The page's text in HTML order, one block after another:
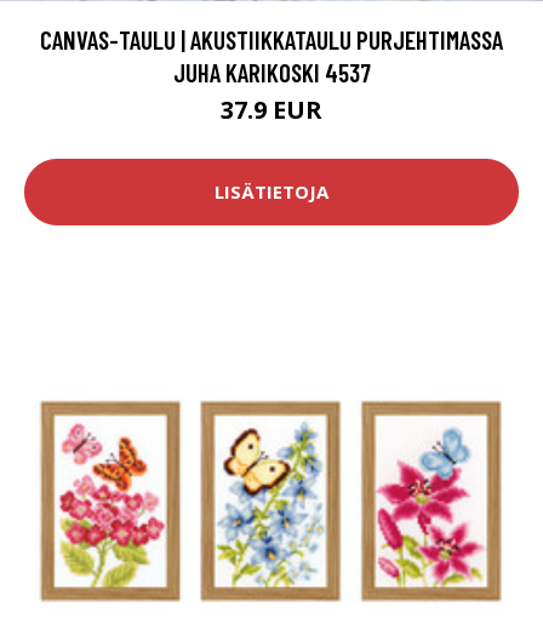
CANVAS-TAULU | AKUSTIIKKATAULU PURJEHTIMASSA
JUHA KARIKOSKI 4537
37.9 EUR
LISÄTIETOJA